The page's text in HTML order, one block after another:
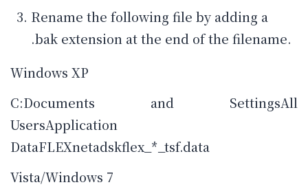
Rename the following file by adding a
.bak extension at the end of the filename.
Windows XP
C:Documents and SettingsAll
UsersApplication
DataFLEXnetadskflex_*_tsf.data
Vista/Windows 7